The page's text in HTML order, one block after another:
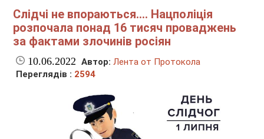
Слідчі не впораються.... Нацполіція
розпочала понад 16 тисяч проваджень
за фактами злочинів росіян
10.06.2022 Автор: Лента от Протокола
Переглядів : 2594